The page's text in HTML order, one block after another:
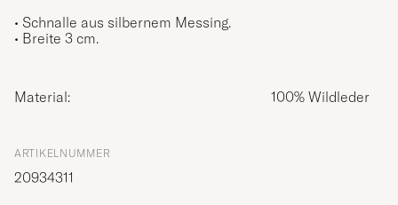
• Schnalle aus silbernem Messing.
• Breite 3 cm.
Material: 100% Wildleder
ARTIKELNUMMER
20934311